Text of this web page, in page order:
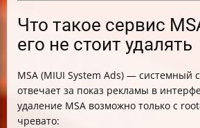
Что такое сервис
его не стоит удалять
MSA (MIUI System Ads) — системный
отвечает за показ рекламы в
удаление MSA возможно только с
чревато: